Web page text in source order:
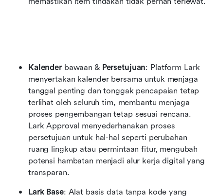
Kalender bawaan & Persetujuan: Platform Lark
menyertakan kalender bersama untuk menjaga
tanggal penting dan tonggak pencapaian tetap
terlihat oleh seluruh tim, membantu menjaga
proses pengembangan tetap sesuai rencana.
Lark Approval menyederhanakan proses
persetujuan untuk hal-hal seperti perubahan
ruang lingkup atau permintaan fitur, mengubah
potensi hambatan menjadi alur kerja digital yang
transparan.
Lark Base: Alat basis data tanpa kode yang